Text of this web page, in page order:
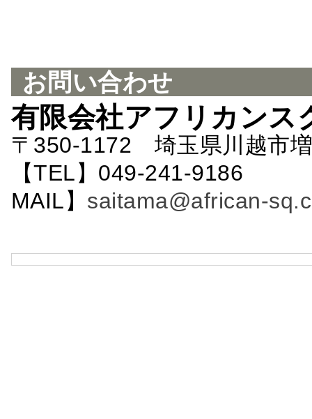
お問い合わせ
有限会社アフリカンス
〒350-1172 埼玉県川越市
【TEL】049-241-
MAIL】 saitama@african-